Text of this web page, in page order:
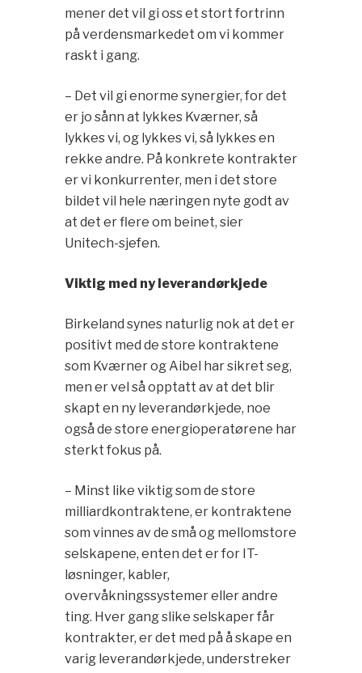
mener det vil gi oss et stort fortrinn
på verdensmarkedet om vi kommer
raskt i gang.
– Det vil gi enorme synergier, for det
er jo sånn at lykkes Kværner, så
lykkes vi, og lykkes vi, så lykkes en
rekke andre. På konkrete kontrakter
er vi konkurrenter, men i det store
bildet vil hele næringen nyte godt av
at det er flere om beinet, sier
Unitech-sjefen.
Viktig med ny leverandørkjede
Birkeland synes naturlig nok at det er
positivt med de store kontraktene
som Kværner og Aibel har sikret seg,
men er vel så opptatt av at det blir
skapt en ny leverandørkjede, noe
også de store energioperatørene har
sterkt fokus på.
– Minst like viktig som de store
milliardkontraktene, er kontraktene
som vinnes av de små og mellomstore
selskapene, enten det er for IT-
løsninger, kabler,
overvåkningssystemer eller andre
ting. Hver gang slike selskaper får
kontrakter, er det med på å skape en
varig leverandørkjede, understreker